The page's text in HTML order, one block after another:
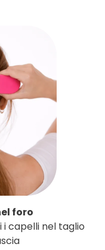
foro
i capelli nel taglio